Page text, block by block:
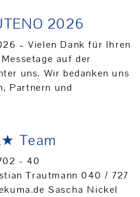
2026
– Vielen Dank für Ihren
auf der
uns. Wir bedanken uns
Partnern und
Team
- 40
Trautmann 040 / 727
Sascha Nickel